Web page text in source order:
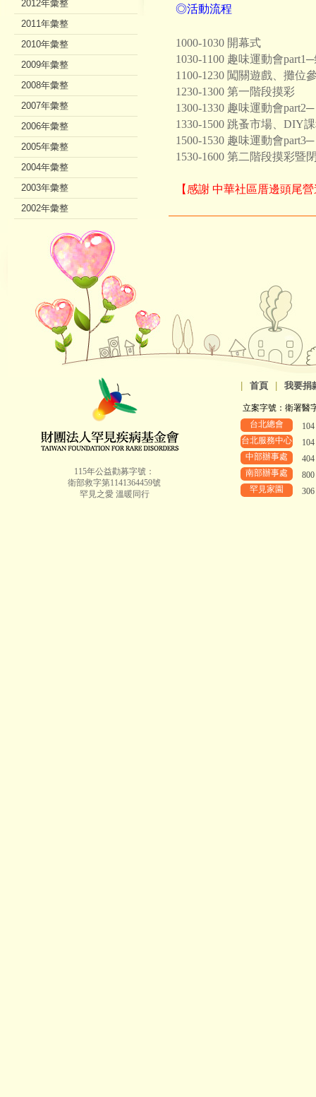
◎活動流程
1000-1030 開幕式
1030-1100 趣味運動會
1100-1230 闖關遊戲、攤位
1230-1300 第一階段摸彩
1300-1330 趣味運動會
1330-1500 跳蚤市場、DIY
1500-1530 趣味運動會
1530-1600 第二階段摸彩暨
【感謝 中華社區厝邊頭尾
2012年彙整
2011年彙整
2010年彙整
2009年彙整
2008年彙整
2007年彙整
2006年彙整
2005年彙整
2004年彙整
2003年彙整
2002年彙整
115年公益勸募字號：
衛部救字第1141364459號
罕見之愛 溫暖同行
首頁 我要捐
立案字號：衛署醫
台北總會
台北服務中心
中部辦事處
南部辦事處
罕見家園